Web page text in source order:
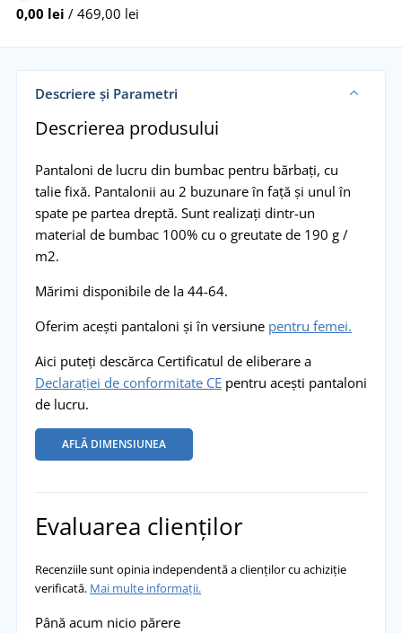
0,00 lei / 469,00 lei
Descriere și Parametri
Descrierea produsului
Pantaloni de lucru din bumbac pentru bărbați, cu
talie fixă. Pantalonii au 2 buzunare în față și unul în
spate pe partea dreptă. Sunt realizați dintr-un
material de bumbac 100% cu o greutate de 190 g /
m2.
Mărimi disponibile de la 44-64.
Oferim acești pantaloni și în versiune pentru femei.
Aici puteți descărca Certificatul de eliberare a
Declarației de conformitate CEpentru acești pantaloni
de lucru.
AFLĂ DIMENSIUNEA
Evaluarea clienților
Recenziile sunt opinia independentă a clienților cu achiziție
verificată. Mai multe informații.
Până acum nicio părere